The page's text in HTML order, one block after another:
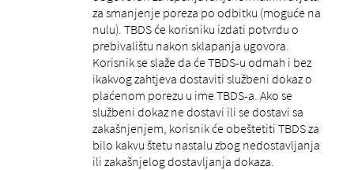
za smanjenje poreza po odbitku (moguće na
nulu). TBDS će korisniku izdati potvrdu o
prebivalištu nakon sklapanja ugovora.
Korisnik se slaže da će TBDS-u odmah i bez
ikakvog zahtjeva dostaviti službeni dokaz o
plaćenom porezu u ime TBDS-a. Ako se
službeni dokaz ne dostavi ili se dostavi sa
zakašnjenjem, korisnik će obeštetiti TBDS za
bilo kakvu štetu nastalu zbog nedostavljanja
ili zakašnjelog dostavljanja dokaza.